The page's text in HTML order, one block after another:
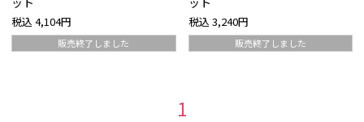
税込 4,104円
販売終了しました
税込 3,240円
販売終了しました
1